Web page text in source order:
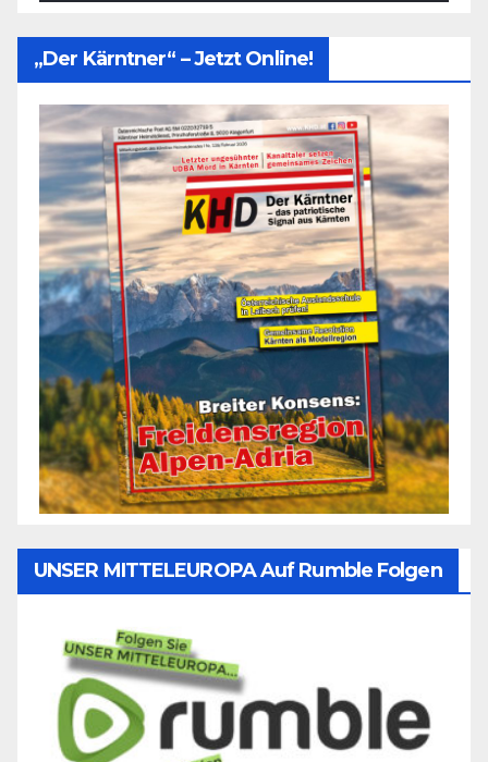
„Der Kärntner“ – Jetzt Online!
UNSER MITTELEUROPA Auf Rumble Folgen